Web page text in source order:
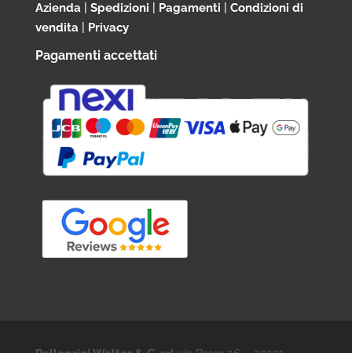
Azienda| Spedizioni Pagamenti
Condizioni di
vendita| Privacy
Pagamenti accettati